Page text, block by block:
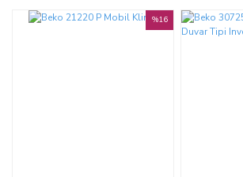
%16